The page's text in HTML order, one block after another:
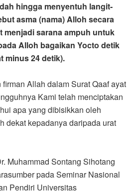
hingga menyentuh langit-
asma (nama) Alloh secara
menjadi sarana ampuh untuk
Alloh bagaikan Yocto detik
minus 24 detik).
Allah dalam Surat Qaaf ayat
Kami telah menciptakan
apa yang dibisikkan oleh
dekat kepadanya daripada urat
Muhammad Sontang Sihotang
pada Seminar Nasional
Pendiri Universitas